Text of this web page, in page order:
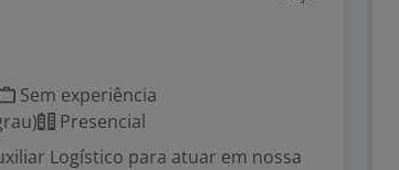
Sem experiência
Presencial
Logístico para atuar em nossa